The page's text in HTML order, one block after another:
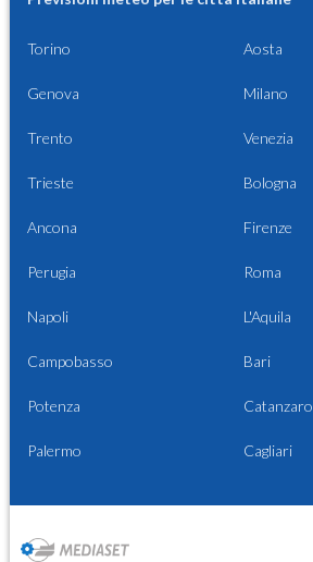
Torino Aosta
Genova Milano
Trento Venezia
Trieste Bologna
Ancona Firenze
Perugia Roma
Napoli L'Aquila
Campobasso Bari
Potenza Catanzaro
Palermo Cagliari